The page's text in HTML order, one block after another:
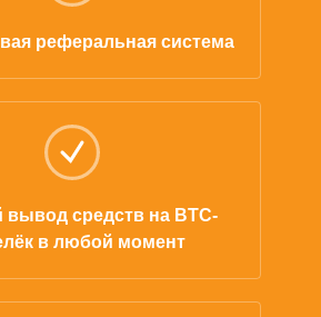
реферальная система
вывод средств на BTC-
в любой момент